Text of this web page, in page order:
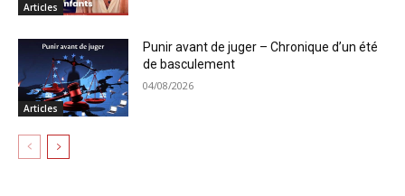
Articles
Articles
Punir avant de juger – Chronique d’un été
de basculement
04/08/2026